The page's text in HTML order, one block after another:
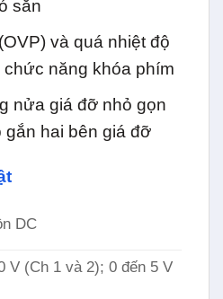
sẵn
và quá nhiệt độ
chức năng khóa phím
nửa giá đỡ nhỏ gọn
gắn hai bên giá đỡ
DC
V (Ch 1 và 2); 0 đến 5 V